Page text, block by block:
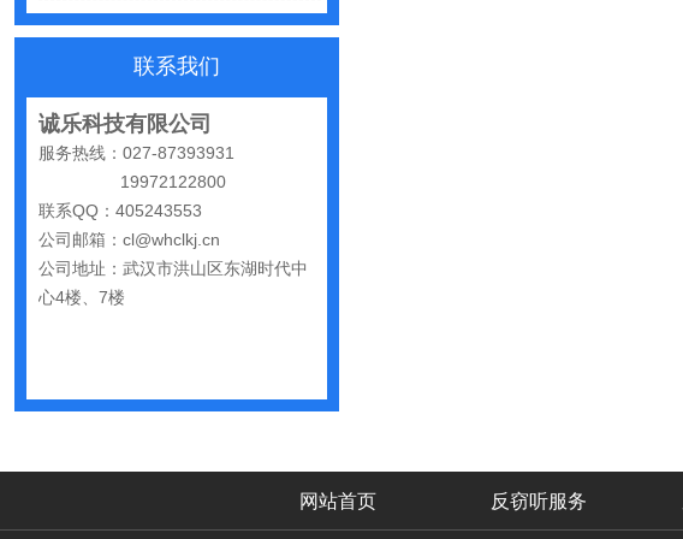
出门在外，你还敢随手连WiFi吗
网购“反窃听神器”为何总翻车？
反窃听检测的用处
办公室哪些东西暗藏窃密风险
GPS定位器防追踪指南：从原理到排查一次讲清
哪些公司最容易被盯上？该如何反窃听
网上说的“手机号窃听”是真是假？
联系我们
诚乐科技有限公司
服务热线：027-87393931
19972122800
联系QQ：405243553
公司邮箱：cl@whclkj.cn
公司地址：武汉市洪山区东湖时代中
心4楼、7楼
网站首页 反窃听服务